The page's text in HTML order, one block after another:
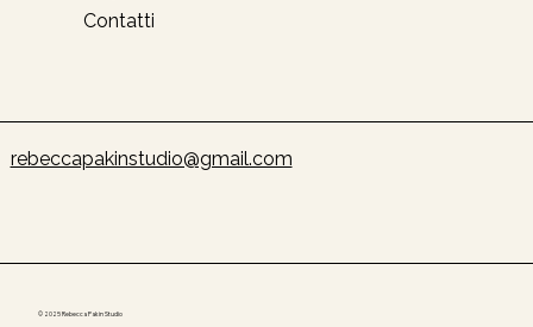
Contatti
© 2025 Rebecca Pakin Studio
rebeccapakinstudio@gmail.com